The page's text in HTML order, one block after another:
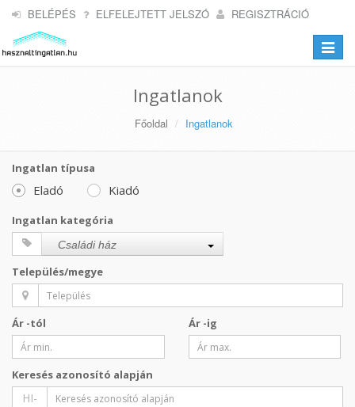
BELÉPÉS ELFELEJTETT JELSZÓ REGISZTRÁCIÓ
Toggle
Ingatlanok
Főoldal Ingatlanok
Ingatlan típusa
Eladó Kiadó
Ingatlan kategória
Családi ház
Település/megye
Ár -tól Ár -ig
Keresés azonosító alapján
HI-